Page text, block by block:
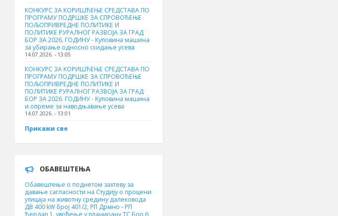
КОНКУРС ЗА КОРИШЋЕЊЕ СРЕДСТАВА ПО
ПРОГРАМУ ПОДРШКЕ ЗА СПРОВОЂЕЊЕ
ПОЉОПРИВРЕДНЕ ПОЛИТИКЕ И
ПОЛИТИКЕ РУРАЛНОГ РАЗВОЈА ЗА ГРАД
БОР ЗА 2026. ГОДИНУ - Куповинa машина
за убирање односно скидање усева
14.07.2026. - 13:05
КОНКУРС ЗА КОРИШЋЕЊЕ СРЕДСТАВА ПО
ПРОГРАМУ ПОДРШКЕ ЗА СПРОВОЂЕЊЕ
ПОЉОПРИВРЕДНЕ ПОЛИТИКЕ И
ПОЛИТИКЕ РУРАЛНОГ РАЗВОЈА ЗА ГРАД
БОР ЗА 2026. ГОДИНУ - Куповина машина
и опреме за наводњавање усева
14.07.2026. - 13:01
Прикажи све
ОБАВЕШТЕЊА
Обавештење о поднетом захтеву за
давање сагласности на Студију о процени
утицаја на животну средину далековода
ДВ 400 kW број 401/2, РП Дрмно - РП